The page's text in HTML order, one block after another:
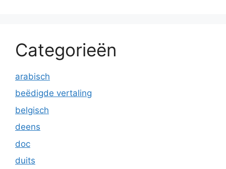
Categorieën
arabisch
beëdigde vertaling
belgisch
deens
doc
duits